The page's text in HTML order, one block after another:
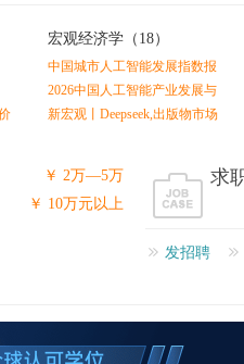
宏观经济学 （18）
中国城市人工智能发展指数报
告（2025-2026）
2026中国人工智能产业发展与
商业应用白皮书
新宏观丨Deepseek,出版物市场
￥ 2万—5万
￥ 10万元以上
求
发招聘